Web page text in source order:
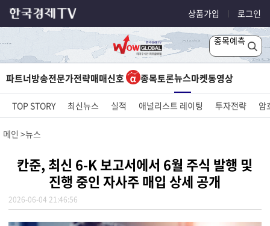
상품가입 로그인
종목예측
파트너방송전문가전략매매신호 종목토론뉴스마켓동영상
TOP STORY 최신뉴스 실적 애널리스트 레이팅 투자전략 암
메인 뉴스
칸준, 최신 6-K 보고서에서 6월 주식 발행 및
진행 중인 자사주 매입 상세 공개
2026-06-04 21:46:56